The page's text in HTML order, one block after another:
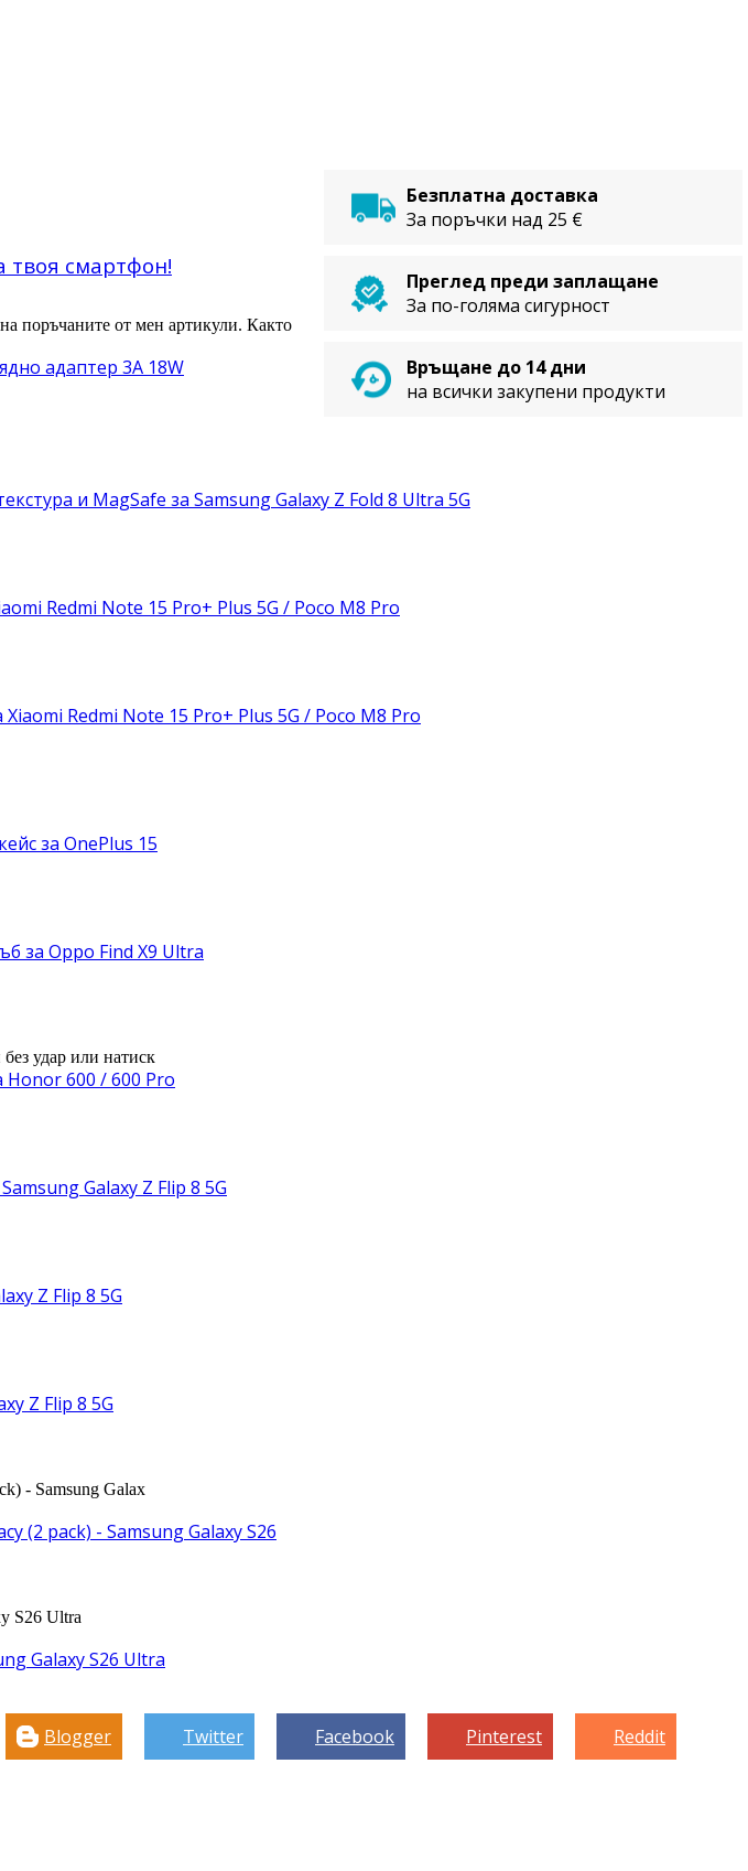
твоя смартфон!
Безплатна доставка
За поръчки над 25 €
Преглед преди заплащане
За по-голяма сигурност
Връщане до 14 дни
на всички закупени продукти
поръчаните от мен артикули. Както
адаптер 3A 18W
и MagSafe за Samsung Galaxy Z Fold 8 Ultra 5G
Redmi Note 15 Pro+ Plus 5G / Poco M8 Pro
Redmi Note 15 Pro+ Plus 5G / Poco M8 Pro
за OnePlus 15
за Oppo Find X9 Ultra
удар или натиск
Honor 600 / 600 Pro
Galaxy Z Flip 8 5G
Z Flip 8 5G
Z Flip 8 5G
- Samsung Galax
(2 pack) - Samsung Galaxy S26
S26 Ultra
Galaxy S26 Ultra
Blogger Twitter Facebook Pinterest Reddit